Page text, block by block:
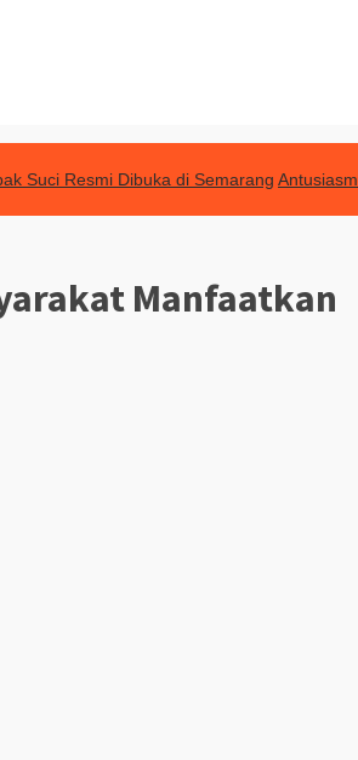
Suci Resmi Dibuka di Semarang
Manfaatkan